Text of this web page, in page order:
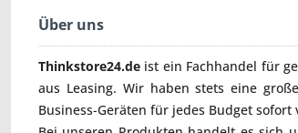
Über uns
Thinkstore24.de ist ein Fachhandel für
aus Leasing. Wir haben stets eine
Business-Geräten für jedes Budget sofort